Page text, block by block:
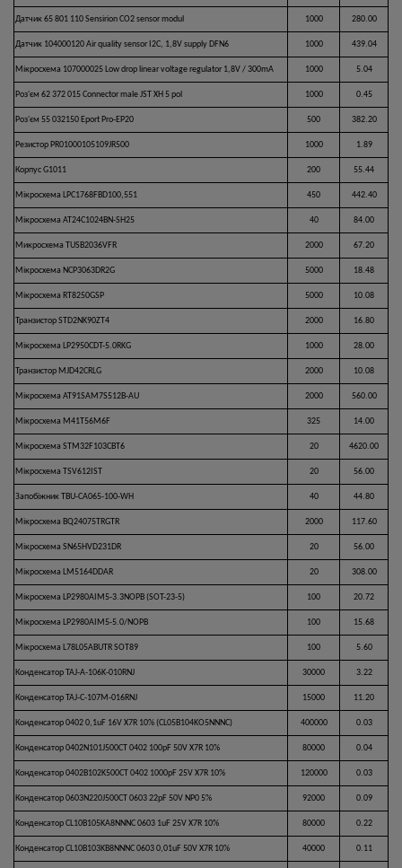
Датчик 65 801 110 Sensirion CO2 sensor modul 1000 280.00
Датчик 104000120 Air quality sensor I2C, 1,8V supply DFN6 1000 439.04
Мікросхема 107000025 Low drop linear voltage regulator 1,8V / 300mA 1000 5.04
Роз'єм 62 372 015 Connector male JST XH 5 pol 1000 0.45
Роз'єм 55 032150 Eport Pro-EP20 500 382.20
Резистор PR01000105109JR500 1000 1.89
Корпус G1011 200 55.44
Мікросхема LPC1768FBD100,551 450 442.40
Мікросхема AT24C1024BN-SH25 40 84.00
Микросхема TUSB2036VFR 2000 67.20
Мікросхема NCP3063DR2G 5000 18.48
Мікросхема RT8250GSP 5000 10.08
Транзистор STD2NK90ZT4 2000 16.80
Мікросхема LP2950CDT-5.0RKG 1000 28.00
Транзистор MJD42CRLG 2000 10.08
Мікросхема AT91SAM7S512B-AU 2000 560.00
Мікросхема M41T56M6F 325 14.00
Мікросхема STM32F103CBT6 20 4620.00
Мікросхема TSV612IST 20 56.00
Запобіжник TBU-CA065-100-WH 40 44.80
Мікросхема BQ24075TRGTR 2000 117.60
Мікросхема SN65HVD231DR 20 56.00
Мікросхема LM5164DDAR 20 308.00
Мікросхема LP2980AIM5-3.3NOPB (SOT-23-5) 100 20.72
Мікросхема LP2980AIM5-5.0/NOPB 100 15.68
Мікросхема L78L05ABUTR SOT89 100 5.60
Конденсатор TAJ-A-106K-010RNJ 30000 3.22
Конденсатор TAJ-С-107M-016RNJ 15000 11.20
Конденсатор 0402 0,1uF 16V X7R 10% (CL05B104KO5NNNC) 400000 0.03
Конденсатор 0402N101J500CT 0402 100pF 50V X7R 10% 80000 0.04
Конденсатор 0402B102K500CT 0402 1000pF 25V X7R 10% 120000 0.03
Конденсатор 0603N220J500CT 0603 22pF 50V NP0 5% 92000 0.09
Конденсатор CL10B105KA8NNNC 0603 1uF 25V X7R 10% 80000 0.22
Конденсатор CL10B103KB8NNNC 0603 0,01uF 50V X7R 10% 40000 0.11